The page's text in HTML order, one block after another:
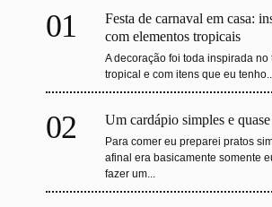
01
Festa de carnaval em casa:
com elementos tropicais
A decoração foi toda inspirada no
tropical e com itens que eu
02 Um cardápio simples e
Para comer eu preparei pratos
afinal era basicamente somente
fazer um...